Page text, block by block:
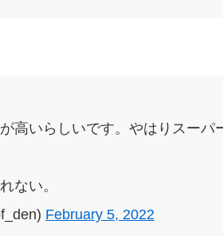
高いらしいです。やはりスーパ
ない。
February 5, 2022